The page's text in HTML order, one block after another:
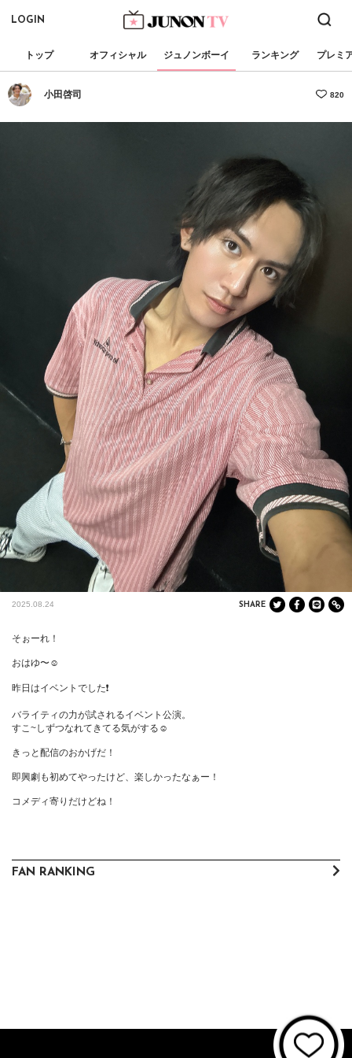
LOGIN
トップ オフィシャル ジュノンボーイ ランキング プレミ
小田啓司 820
2025.08.24 SHARE
そぉーれ！
おはゆ〜☺️
昨日はイベントでした❗️
バライティの力が試されるイベント公演。
すこ~しずつなれてきてる気がする☺️
きっと配信のおかげだ！
即興劇も初めてやったけど、楽しかったなぁー！
コメディ寄りだけどね！
FAN RANKING
個人情報保護方針